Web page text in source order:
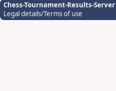
Chess-Tournament-Results-Server
Legal details/Terms of use